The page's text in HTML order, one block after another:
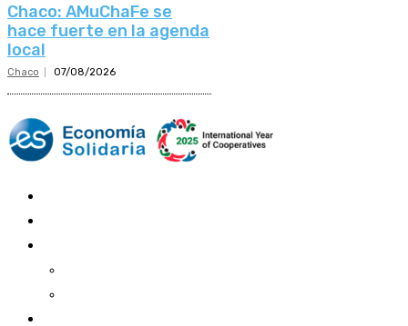
Chaco: AMuChaFe se
hace fuerte en la agenda
local
Chaco 07/08/2026